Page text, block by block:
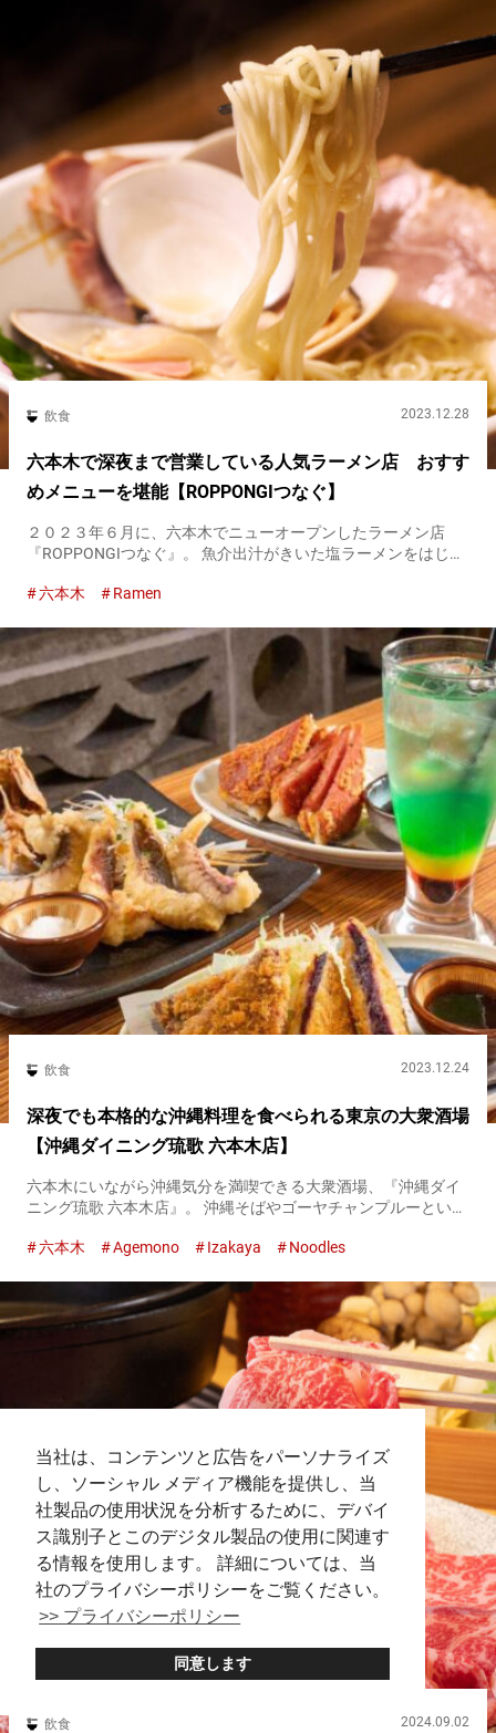
当社は、コンテンツと広告をパーソナライズ
し、ソーシャル メディア機能を提供し、当
社製品の使用状況を分析するために、デバイ
ス識別子とこのデジタル製品の使用に関連す
る情報を使用します。 詳細については、当
社のプライバシーポリシーをご覧ください。
>> プライバシーポリシー
同意します
飲食 2023.12.28
六本木で深夜まで営業している人気ラーメン店 おすす
めメニューを堪能【ROPPONGIつなぐ】
２０２３年６月に、六本木でニューオープンしたラーメン店
『ROPPONGIつなぐ』。 魚介出汁がきいた塩ラーメンをはじめ
らーめん（Wはまぐり）』 １,６００円（税込み） 魚介のうま
六本木 Ramen
飲食 2023.12.24
深夜でも本格的な沖縄料理を食べられる東京の大衆酒場
【沖縄ダイニング琉歌 六本木店】
六本木にいながら沖縄気分を満喫できる大衆酒場、『沖縄ダイ
ニング琉歌 六本木店』。 沖縄そばやゴーヤチャンプルーといっ
身体に染みる！自家製ソーキが乗った『ソーキそば』 甘辛く煮
六本木 Agemono Izakaya Noodles
飲食 2024.09.02